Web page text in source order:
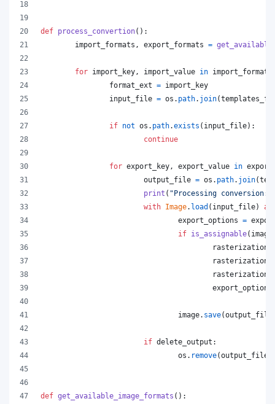
def process_convertion():
import_formats , export_formats =
for import_key , import_value in import_formats
format_ext = import_key
input_file = os . path. join(
if not os . path.exists ( input_file):
continue
for export_key , export_value in
output_file = os . path. join(
print ( "Processing conversion:"
with Image. load ( input_file) as
export_options =
if is_assignable( image
export_options
image. save(output_file
if delete_output :
os . remove(output_file
def get_available_image_formats ():